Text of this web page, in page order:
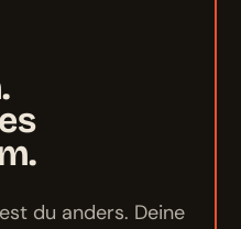
du anders. Deine